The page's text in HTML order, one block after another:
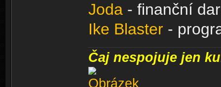
Joda - finanční dar
Ike Blaster -
Čaj nespojuje jen